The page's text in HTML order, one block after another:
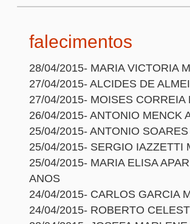
falecimentos
28/04/2015- MARIA VICTORIA
27/04/2015- ALCIDES DE
27/04/2015- MOISES CORREIA
26/04/2015- ANTONIO MENCK
25/04/2015- ANTONIO
25/04/2015- SERGIO IAZZETTI
25/04/2015- MARIA ELISA
ANOS
24/04/2015- CARLOS GARCIA
24/04/2015- ROBERTO